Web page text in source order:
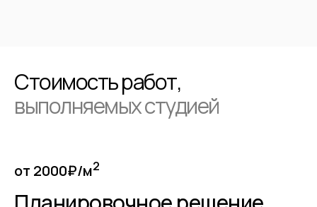
Стоимость работ,
выполняемых студией
от 2000₽/м2